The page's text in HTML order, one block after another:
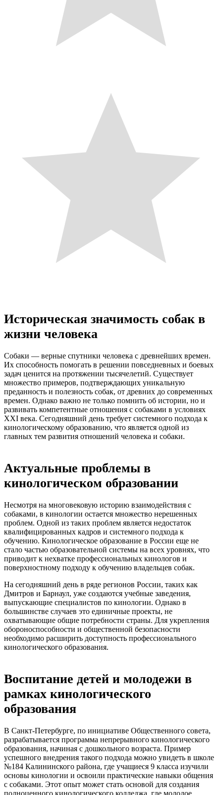
Историческая значимость собак в
жизни человека
Собаки — верные спутники человека с древнейших времен.
Их способность помогать в решении повседневных и боевых
задач ценится на протяжении тысячелетий. Существует
множество примеров, подтверждающих уникальную
преданность и полезность собак, от древних до современных
времен. Однако важно не только помнить об истории, но и
развивать компетентные отношения с собаками в условиях
XXI века. Сегодняшний день требует системного подхода к
кинологическому образованию, что является одной из
главных тем развития отношений человека и собаки.
Актуальные проблемы в
кинологическом образовании
Несмотря на многовековую историю взаимодействия с
собаками, в кинологии остается множество нерешенных
проблем. Одной из таких проблем является недостаток
квалифицированных кадров и системного подхода к
обучению. Кинологическое образование в России еще не
стало частью образовательной системы на всех уровнях, что
приводит к нехватке профессиональных кинологов и
поверхностному подходу к обучению владельцев собак.
На сегодняшний день в ряде регионов России, таких как
Дмитров и Барнаул, уже создаются учебные заведения,
выпускающие специалистов по кинологии. Однако в
большинстве случаев это единичные проекты, не
охватывающие общие потребности страны. Для укрепления
обороноспособности и общественной безопасности
необходимо расширить доступность профессионального
кинологического образования.
Воспитание детей и молодежи в
рамках кинологического
образования
В Санкт-Петербурге, по инициативе Общественного совета,
разрабатывается программа непрерывного кинологического
образования, начиная с дошкольного возраста. Пример
успешного внедрения такого подхода можно увидеть в школе
№184 Калининского района, где учащиеся 9 класса изучили
основы кинологии и освоили практические навыки общения
с собаками. Этот опыт может стать основой для создания
полноценного кинологического колледжа, где молодое